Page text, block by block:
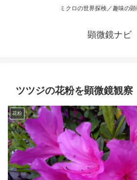
ミクロの世界探検／趣味の
顕微鏡ナビ
ツツジの花粉を顕微鏡観察
花粉